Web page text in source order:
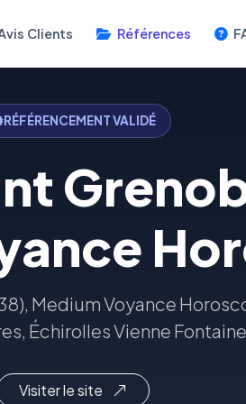
Clients Références
RÉFÉRENCEMENT VALIDÉ
Medium Voyance
Échirolles Vienne
Visiter le site